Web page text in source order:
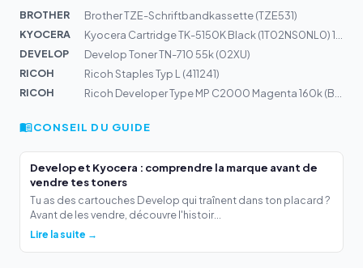
BROTHER
Brother TZE-Schriftbandkassette (TZE531)
KYOCERA
DEVELOP
Develop Toner TN-710 55k (02XU)
RICOH
Ricoh Staples Typ L (411241)
RICOH
CONSEIL DU GUIDE
Develop et Kyocera : comprendre la marque avant de
vendre tes toners
Tu as des cartouches Develop qui traînent dans ton placard ?
Avant de les vendre, découvre l'histoir...
Lire la suite →